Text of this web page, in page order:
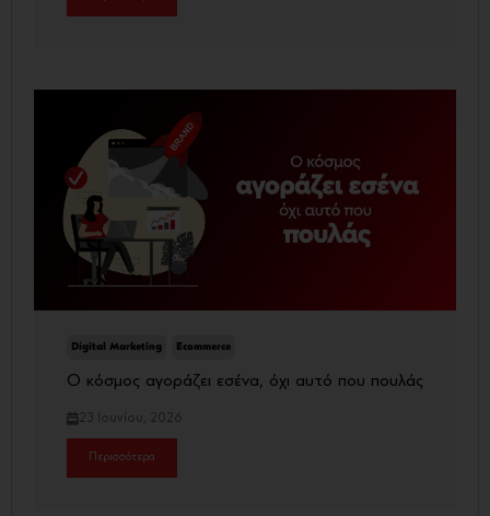
Digital Marketing Ecommerce
Ο κόσμος αγοράζει εσένα, όχι αυτό που πουλάς
23 Ιουνίου, 2026
Περισσότερα